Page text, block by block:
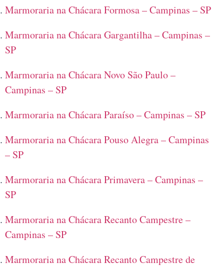
Marmoraria na Chácara Formosa – Campinas – SP
Marmoraria na Chácara Gargantilha – Campinas –
SP
Marmoraria na Chácara Novo São Paulo –
Campinas – SP
Marmoraria na Chácara Paraíso – Campinas – SP
Marmoraria na Chácara Pouso Alegra – Campinas
– SP
Marmoraria na Chácara Primavera – Campinas –
SP
Marmoraria na Chácara Recanto Campestre –
Campinas – SP
Marmoraria na Chácara Recanto Campestre de